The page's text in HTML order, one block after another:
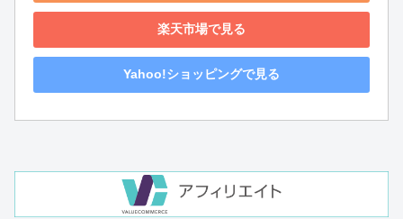
楽天市場で見る
Yahoo!ショッピングで見る